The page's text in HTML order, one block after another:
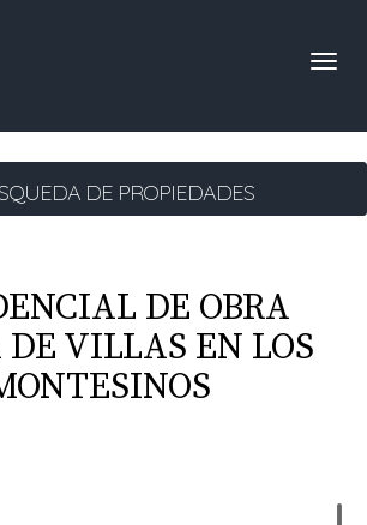
DE PROPIEDADES
DE OBRA
VILLAS EN LOS